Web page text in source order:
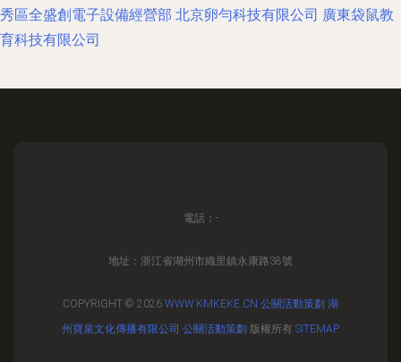
秀區全盛創電子設備經營部 北京卵勻科技有限公司 廣東袋鼠教
育科技有限公司
電話：-
地址：浙江省湖州市織里鎮永康路38號
COPYRIGHT © 2026 WWW.KMKEKE.CN 公關活動策劃 湖
州寶泉文化傳播有限公司 公關活動策劃 版權所有 SITEMAP